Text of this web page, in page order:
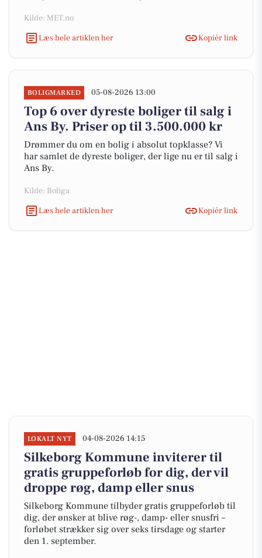
Kilde: MET.no
Læs hele artiklen her
Kopiér link
BOLIGMARKED 05-08-2026 13:00
Top 6 over dyreste boliger til salg i
Ans By. Priser op til 3.500.000 kr
Drømmer du om en bolig i absolut topklasse? Vi
har samlet de dyreste boliger, der lige nu er til salg i
Ans By.
Kilde: Boliga
Læs hele artiklen her
Kopiér link
LOKALT NYT 04-08-2026 14:15
Silkeborg Kommune inviterer til
gratis gruppeforløb for dig, der vil
droppe røg, damp eller snus
Silkeborg Kommune tilbyder gratis gruppeforløb til
dig, der ønsker at blive røg-, damp- eller snusfri –
forløbet strækker sig over seks tirsdage og starter
den 1. september.